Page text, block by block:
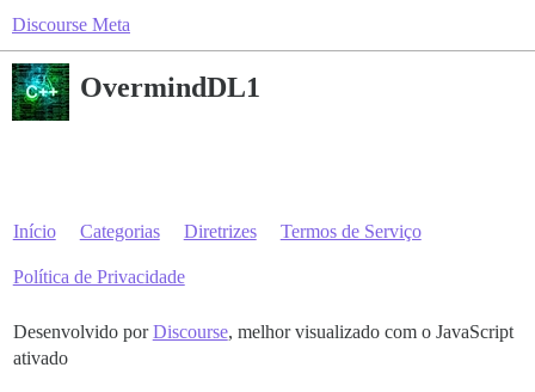
Discourse Meta
OvermindDL1
Início Categorias Diretrizes Termos de Serviço
Política de Privacidade
Desenvolvido porDiscourse, melhor visualizado com o JavaScript
ativado